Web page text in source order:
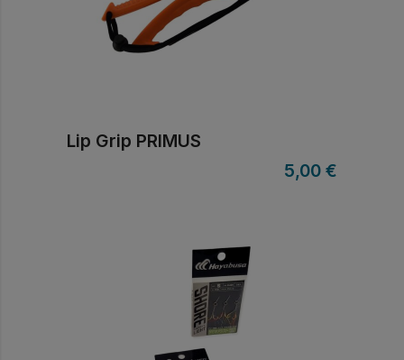
Lip Grip PRIMUS
5,00 €